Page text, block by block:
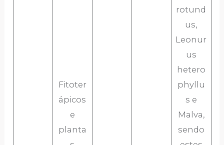
Fitoter
ápicos
e
planta
rotund
us,
Leonur
us
hetero
phyllu
s e
Malva,
sendo